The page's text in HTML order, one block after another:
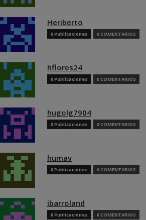
Heriberto
0 Publicaciones 0 COMENTARIOS
hflores24
0 Publicaciones 0 COMENTARIOS
hugolg7904
0 Publicaciones 0 COMENTARIOS
humav
0 Publicaciones 0 COMENTARIOS
ibarroland
0 Publicaciones 0 COMENTARIOS